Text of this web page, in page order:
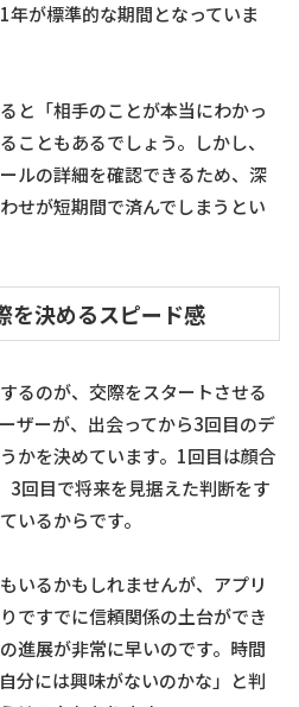
が標準的な期間となっていま
と「相手のことが本当にわかっ
こともあるでしょう。しかし、
ルの詳細を確認できるため、深
せが短期間で済んでしまうとい
を決めるスピード感
るのが、交際をスタートさせる
ザーが、出会ってから3回目のデ
かを決めています。1回目は顔合
3回目で将来を見据えた判断をす
いるからです。
いるかもしれませんが、アプリ
ですでに信頼関係の土台ができ
進展が非常に早いのです。時間
分には興味がないのかな」と判